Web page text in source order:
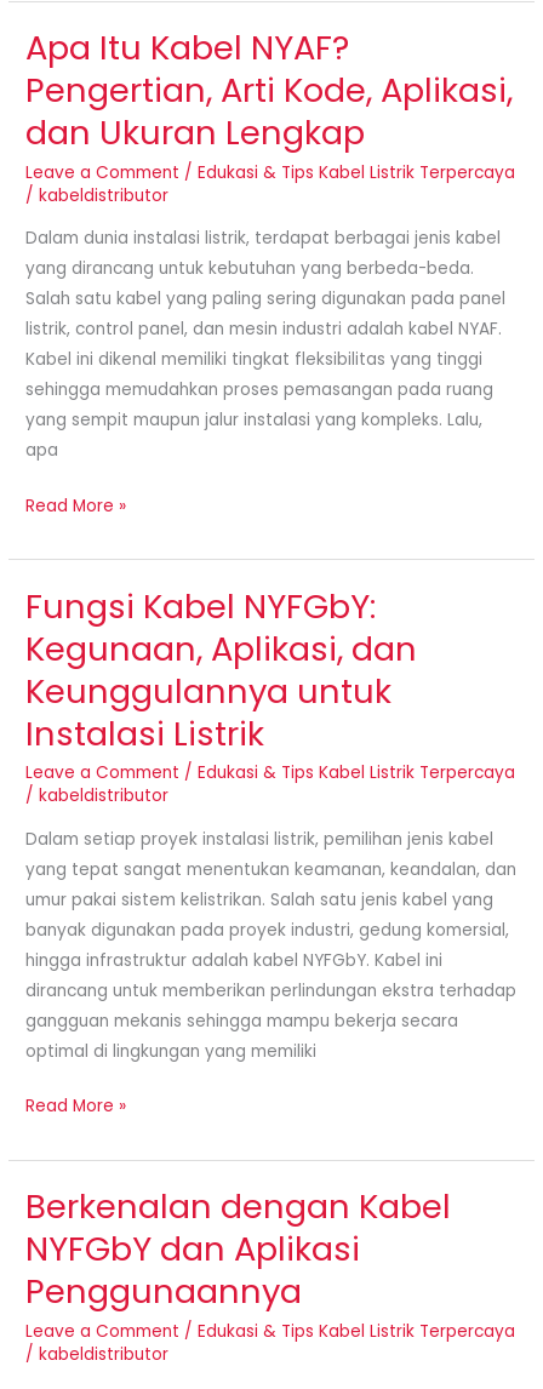
Apa Itu Kabel NYAF?
Pengertian, Arti Kode, Aplikasi,
dan Ukuran Lengkap
Leave a Comment /Edukasi & Tips Kabel Listrik Terpercaya
/kabeldistributor
Dalam dunia instalasi listrik, terdapat berbagai jenis kabel
yang dirancang untuk kebutuhan yang berbeda-beda.
Salah satu kabel yang paling sering digunakan pada panel
listrik, control panel, dan mesin industri adalah kabel NYAF.
Kabel ini dikenal memiliki tingkat fleksibilitas yang tinggi
sehingga memudahkan proses pemasangan pada ruang
yang sempit maupun jalur instalasi yang kompleks. Lalu,
apa
Apa
Kabel
NYAF?
Pengertian,
Arti
dan
Lengkap
Read More »
Fungsi Kabel NYFGbY:
Kegunaan, Aplikasi, dan
Keunggulannya untuk
Instalasi Listrik
Leave a Comment /Edukasi & Tips Kabel Listrik Terpercaya
/kabeldistributor
Dalam setiap proyek instalasi listrik, pemilihan jenis kabel
yang tepat sangat menentukan keamanan, keandalan, dan
umur pakai sistem kelistrikan. Salah satu jenis kabel yang
banyak digunakan pada proyek industri, gedung komersial,
hingga infrastruktur adalah kabel NYFGbY. Kabel ini
dirancang untuk memberikan perlindungan ekstra terhadap
gangguan mekanis sehingga mampu bekerja secara
optimal di lingkungan yang memiliki
Fungsi
NYFGbY:
Kegunaan,
Aplikasi,
dan
Keunggulannya
untuk
Instalasi
Listrik
Read More »
Berkenalan dengan Kabel
NYFGbY dan Aplikasi
Penggunaannya
Leave a Comment /Edukasi & Tips Kabel Listrik Terpercaya
/kabeldistributor
Berkenalan
Kabel
NYFGbY
dan
Aplikasi